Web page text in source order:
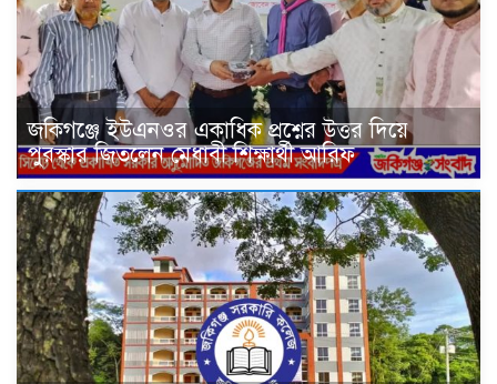
জকিগঞ্জে ইউএনওর একাধিক প্রশ্নের উত্তর দিয়ে
পুরস্কার জিতলেন মেধাবী শিক্ষার্থী আরিফ